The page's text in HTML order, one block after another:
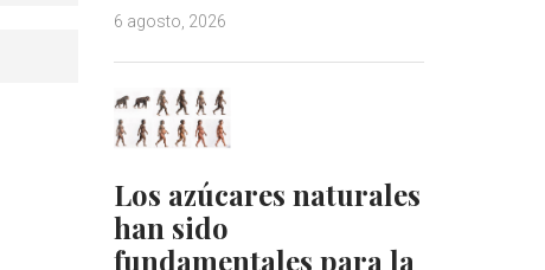
6 agosto, 2026
Los azúcares naturales
han sido
fundamentales para la